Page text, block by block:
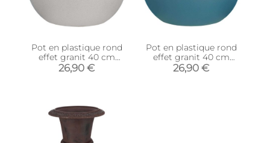
Pot en plastique rond
effet granit 40 cm
(Stone)
26,90 €
Pot en plastique rond
effet granit 40 cm
(Bleu)
26,90 €